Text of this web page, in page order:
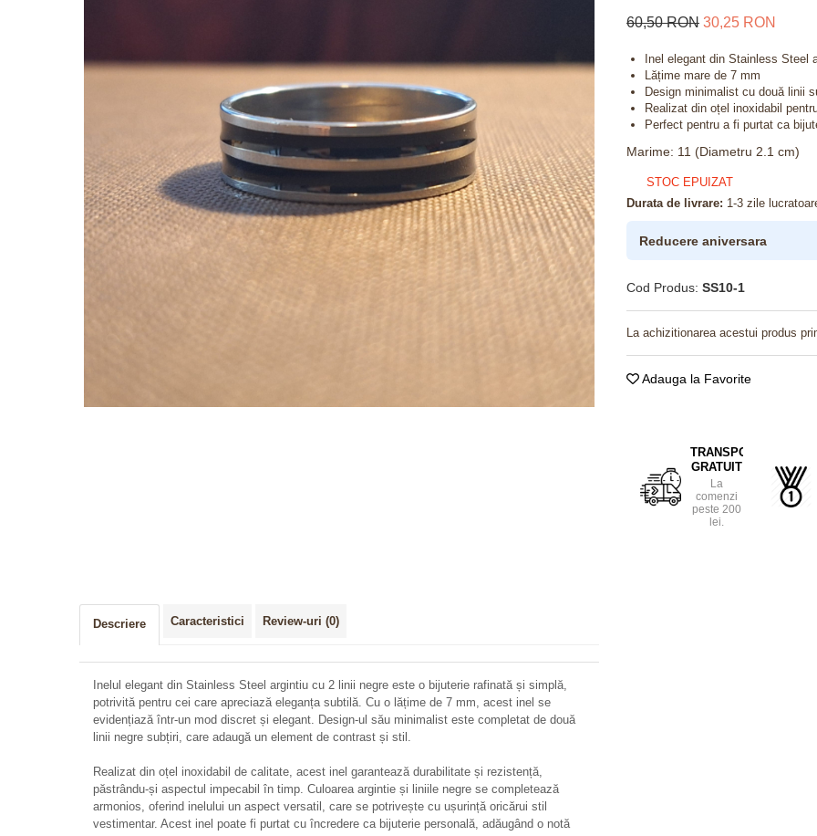
Bijuterii din argint placate cu aur
60,50 RON 30,25 RON
Inel elegant din Stainless Steel
Lățime mare de 7 mm
Design minimalist cu două linii
Realizat din oțel inoxidabil
Perfect pentru a fi purtat ca
Marime: 11 (Diametru 2.1 cm)
STOC EPUIZAT
Durata de livrare: 1-3 zile
Reducere aniversara
Cod Produs: SS10-1
La achizitionarea acestui produs
Adauga la Favorite
TRANSPORT
GRATUIT
La
comenzi
peste 200
lei.
Descriere Caracteristici Review-uri (0)
Inelul elegant din Stainless Steel argintiu cu 2 linii negre este o bijuterie rafinată și simplă,
potrivită pentru cei care apreciază eleganța subtilă. Cu o lățime de 7 mm, acest inel se
evidențiază într-un mod discret și elegant. Design-ul său minimalist este completat de două
linii negre subțiri, care adaugă un element de contrast și stil.
Realizat din oțel inoxidabil de calitate, acest inel garantează durabilitate și rezistență,
păstrându-și aspectul impecabil în timp. Culoarea argintie și liniile negre se completează
armonios, oferind inelului un aspect versatil, care se potrivește cu ușurință oricărui stil
vestimentar. Acest inel poate fi purtat cu încredere ca bijuterie personală, adăugând o notă